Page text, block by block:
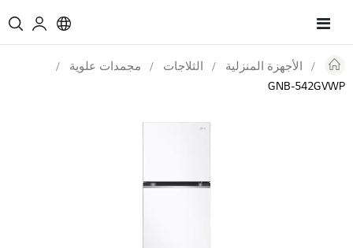
Toggle
الأجهزة المنزلية الثلاجات
مجمدات علوية
GNB-542GVWP